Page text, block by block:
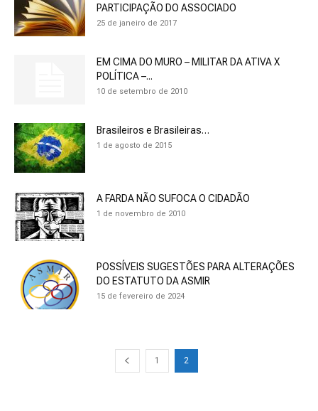
PARTICIPAÇÃO DO ASSOCIADO
25 de janeiro de 2017
EM CIMA DO MURO – MILITAR DA ATIVA X
POLÍTICA –...
10 de setembro de 2010
Brasileiros e Brasileiras…
1 de agosto de 2015
A FARDA NÃO SUFOCA O CIDADÃO
1 de novembro de 2010
POSSÍVEIS SUGESTÕES PARA ALTERAÇÕES
DO ESTATUTO DA ASMIR
15 de fevereiro de 2024
1 2